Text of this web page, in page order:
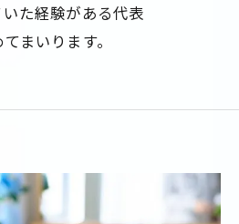
た経験がある代表
まいります。